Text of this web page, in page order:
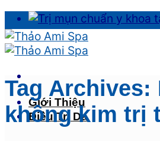
Skip
to
content
Giới Thiệu
Điều Trị Da
Tag Archives:
không kim trị